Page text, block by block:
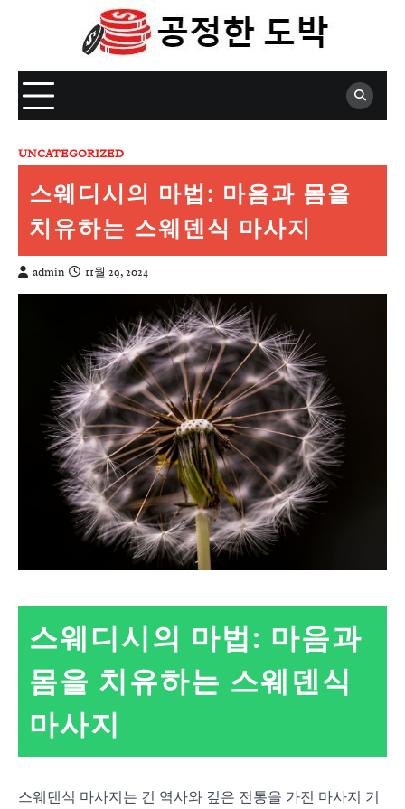
UNCATEGORIZED
스웨디시의 마법: 마음과 몸을
치유하는 스웨덴식 마사지
admin 11월 29, 2024
스웨디시의 마법: 마음과
몸을 치유하는 스웨덴식
마사지
스웨덴식 마사지는 긴 역사와 깊은 전통을 가진 마사지 기